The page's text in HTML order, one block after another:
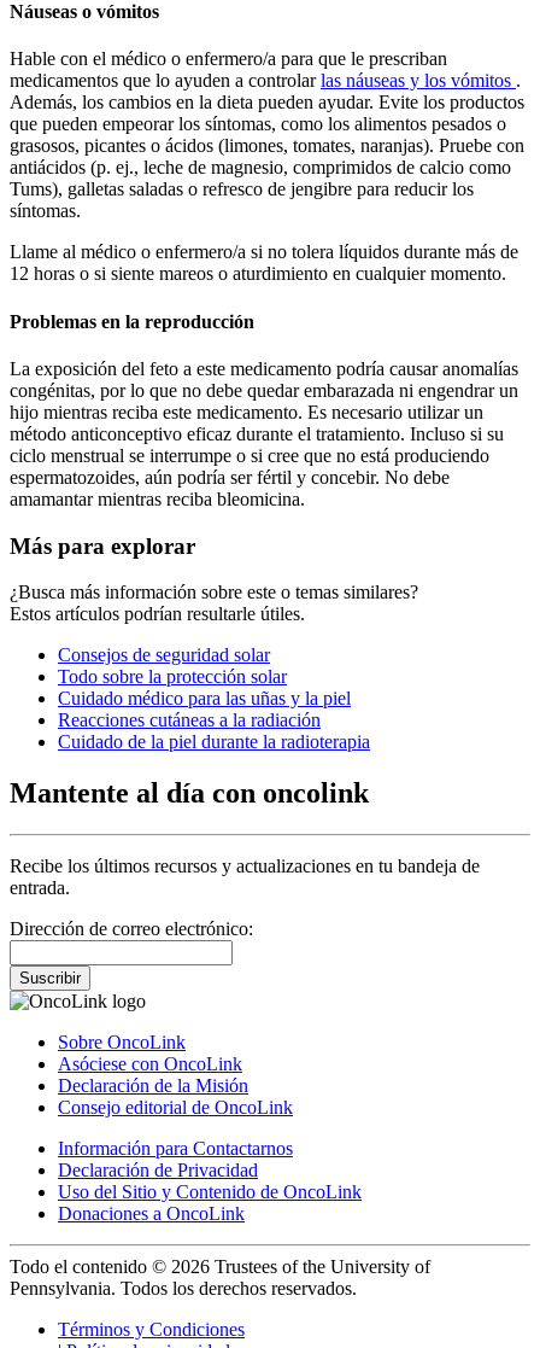
Náuseas o vómitos
Hable con el médico o enfermero/a para que le prescriban
medicamentos que lo ayuden a controlarlas náuseas y los vómitos .
Además, los cambios en la dieta pueden ayudar. Evite los productos
que pueden empeorar los síntomas, como los alimentos pesados o
grasosos, picantes o ácidos (limones, tomates, naranjas). Pruebe con
antiácidos (p. ej., leche de magnesio, comprimidos de calcio como
Tums), galletas saladas o refresco de jengibre para reducir los
síntomas.
Llame al médico o enfermero/a si no tolera líquidos durante más de
12 horas o si siente mareos o aturdimiento en cualquier momento.
Problemas en la reproducción
La exposición del feto a este medicamento podría causar anomalías
congénitas, por lo que no debe quedar embarazada ni engendrar un
hijo mientras reciba este medicamento. Es necesario utilizar un
método anticonceptivo eficaz durante el tratamiento. Incluso si su
ciclo menstrual se interrumpe o si cree que no está produciendo
espermatozoides, aún podría ser fértil y concebir. No debe
amamantar mientras reciba bleomicina.
Más para explorar
¿Busca más información sobre este o temas similares?
Estos artículos podrían resultarle útiles.
Consejos de seguridad solar
Todo sobre la protección solar
Cuidado médico para las uñas y la piel
Reacciones cutáneas a la radiación
Cuidado de la piel durante la radioterapia
Mantente al día con oncolink
Recibe los últimos recursos y actualizaciones en tu bandeja de
entrada.
Dirección de correo electrónico:
Suscribir
Sobre OncoLink
Asóciese con OncoLink
Declaración de la Misión
Consejo editorial de OncoLink
Información para Contactarnos
Declaración de Privacidad
Uso del Sitio y Contenido de OncoLink
Donaciones a OncoLink
Todo el contenido © 2026 Trustees of the University of
Pennsylvania. Todos los derechos reservados.
Términos y Condiciones